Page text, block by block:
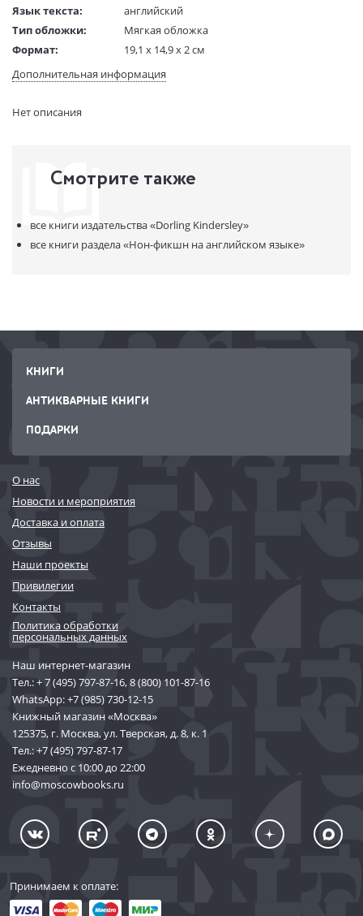
Язык текста:
английский
Тип обложки:
Мягкая обложка
Формат:
19,1 х 14,9 х 2 см
Размеры в мм
(ДхШхВ):
191x149x20
Страниц:
9780241395523
Дополнительная информация
Нет описания
Смотрите также
все книги издательства«Dorling Kindersley»
все книги раздела«Нон-фикшн на английском языке»
КНИГИ
АНТИКВАРНЫЕ КНИГИ
ПОДАРКИ
О нас
Новости и мероприятия
Доставка и оплата
Отзывы
Наши проекты
Привилегии
Контакты
Политика обработки
персональных данных
Наш интернет-магазин
Тел.:+ 7 (495) 797-87-16,8 (800) 101-87-16
WhatsApp:+7 (985) 730-12-15
Книжный магазин «Москва»
125375, г. Москва, ул. Тверская, д. 8, к. 1
Тел.:+7 (495) 797-87-17
Ежедневно с 10:00 до 22:00
info@moscowbooks.ru
Принимаем к оплате: